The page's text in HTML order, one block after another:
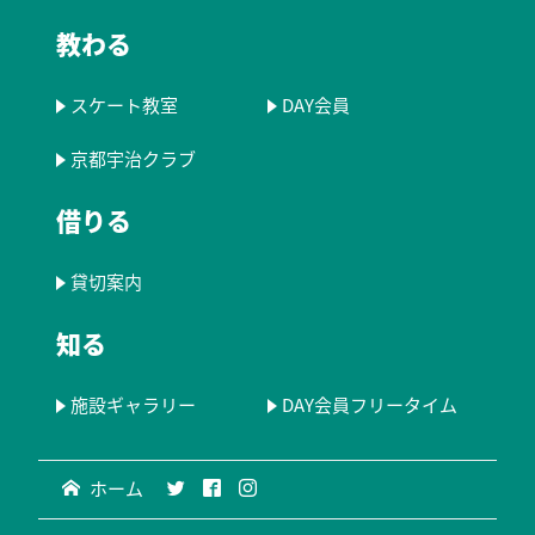
教わる
スケート教室 DAY会員
京都宇治クラブ
借りる
貸切案内
知る
施設ギャラリー DAY会員フリータイム
ホーム